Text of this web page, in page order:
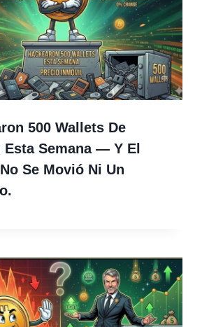
500 Wallets De
Semana — Y El
Se Movió Ni Un